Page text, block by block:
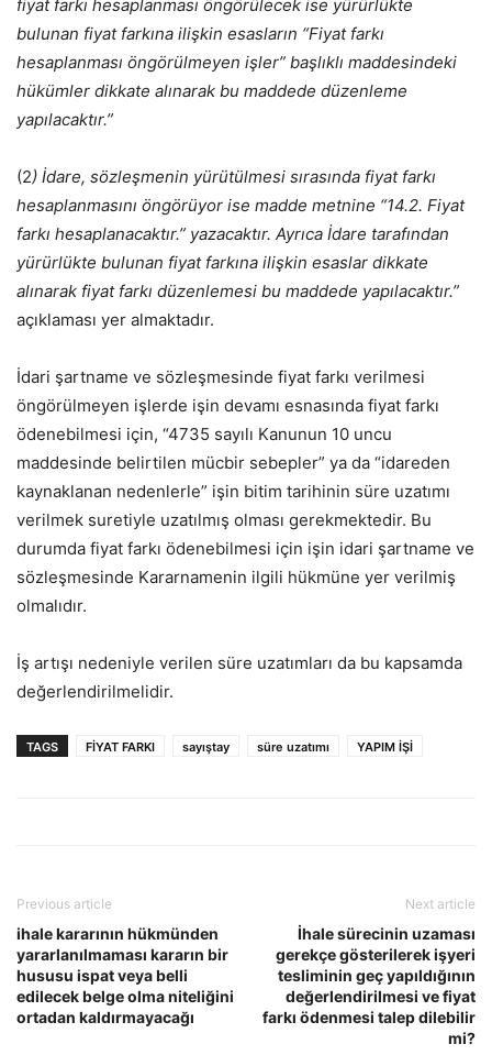
fiyat farkı hesaplanması öngörülecek ise yürürlükte
bulunan fiyat farkına ilişkin esasların “Fiyat farkı
hesaplanması öngörülmeyen işler” başlıklı maddesindeki
hükümler dikkate alınarak bu maddede düzenleme
yapılacaktır.”
(2) İdare, sözleşmenin yürütülmesi sırasında fiyat farkı
hesaplanmasını öngörüyor ise madde metnine “14.2. Fiyat
farkı hesaplanacaktır.” yazacaktır. Ayrıca İdare tarafından
yürürlükte bulunan fiyat farkına ilişkin esaslar dikkate
alınarak fiyat farkı düzenlemesi bu maddede yapılacaktır.”
açıklaması yer almaktadır.
İdari şartname ve sözleşmesinde fiyat farkı verilmesi
öngörülmeyen işlerde işin devamı esnasında fiyat farkı
ödenebilmesi için, “4735 sayılı Kanunun 10 uncu
maddesinde belirtilen mücbir sebepler” ya da “idareden
kaynaklanan nedenlerle” işin bitim tarihinin süre uzatımı
verilmek suretiyle uzatılmış olması gerekmektedir. Bu
durumda fiyat farkı ödenebilmesi için işin idari şartname ve
sözleşmesinde Kararnamenin ilgili hükmüne yer verilmiş
olmalıdır.
İş artışı nedeniyle verilen süre uzatımları da bu kapsamda
değerlendirilmelidir.
TAGS FİYAT FARKI sayıştay süre uzatımı YAPIM İŞİ
Previous article
ihale kararının hükmünden
yararlanılmaması kararın bir
hususu ispat veya belli
edilecek belge olma niteliğini
ortadan kaldırmayacağı
Next article
İhale sürecinin uzaması
gerekçe gösterilerek işyeri
tesliminin geç yapıldığının
değerlendirilmesi ve fiyat
farkı ödenmesi talep dilebilir
mi?